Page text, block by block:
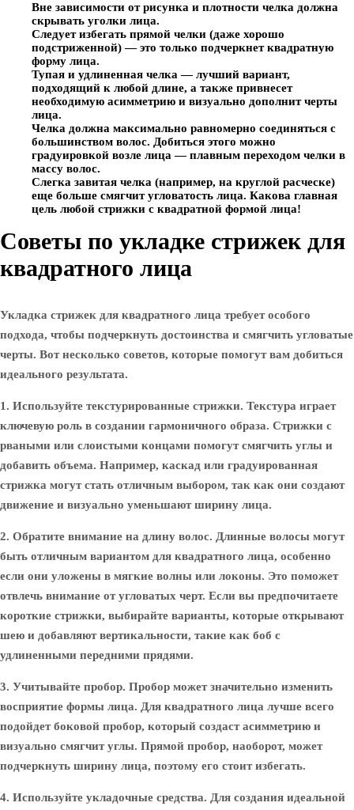
Вне зависимости от рисунка и плотности челка должна
скрывать уголки лица.
Следует избегать прямой челки (даже хорошо
подстриженной) — это только подчеркнет квадратную
форму лица.
Тупая и удлиненная челка — лучший вариант,
подходящий к любой длине, а также привнесет
необходимую асимметрию и визуально дополнит черты
лица.
Челка должна максимально равномерно соединяться с
большинством волос. Добиться этого можно
градуировкой возле лица — плавным переходом челки в
массу волос.
Слегка завитая челка (например, на круглой расческе)
еще больше смягчит угловатость лица. Какова главная
цель любой стрижки с квадратной формой лица!
Советы по укладке стрижек для
квадратного лица
Укладка стрижек для квадратного лица требует особого
подхода, чтобы подчеркнуть достоинства и смягчить угловатые
черты. Вот несколько советов, которые помогут вам добиться
идеального результата.
1. Используйте текстурированные стрижки. Текстура играет
ключевую роль в создании гармоничного образа. Стрижки с
рваными или слоистыми концами помогут смягчить углы и
добавить объема. Например, каскад или градуированная
стрижка могут стать отличным выбором, так как они создают
движение и визуально уменьшают ширину лица.
2. Обратите внимание на длину волос. Длинные волосы могут
быть отличным вариантом для квадратного лица, особенно
если они уложены в мягкие волны или локоны. Это поможет
отвлечь внимание от угловатых черт. Если вы предпочитаете
короткие стрижки, выбирайте варианты, которые открывают
шею и добавляют вертикальности, такие как боб с
удлиненными передними прядями.
3. Учитывайте пробор. Пробор может значительно изменить
восприятие формы лица. Для квадратного лица лучше всего
подойдет боковой пробор, который создаст асимметрию и
визуально смягчит углы. Прямой пробор, наоборот, может
подчеркнуть ширину лица, поэтому его стоит избегать.
4. Используйте укладочные средства. Для создания идеальной